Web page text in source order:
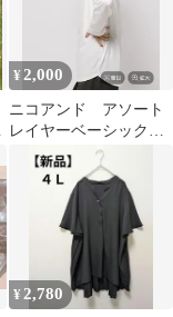
¥2,000
ニコアンド アソート
レイヤーベーシックT
シャツ ラウンド M
サイズ 新品
¥ 2,780